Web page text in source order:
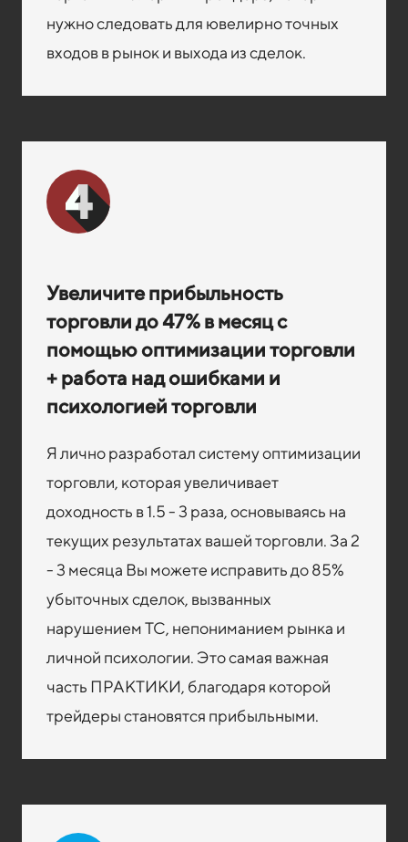
нужно следовать для ювелирно точных
входов в рынок и выхода из сделок.
Увеличите прибыльность
торговли до 47% в месяц с
помощью оптимизации торговли
+ работа над ошибками и
психологией торговли
Я лично разработал систему оптимизации
торговли, которая увеличивает
доходность в 1.5 - 3 раза, основываясь на
текущих результатах вашей торговли. За 2
- 3 месяца Вы можете исправить до 85%
убыточных сделок, вызванных
нарушением ТС, непониманием рынка и
личной психологии. Это самая важная
часть ПРАКТИКИ, благодаря которой
трейдеры становятся прибыльными.